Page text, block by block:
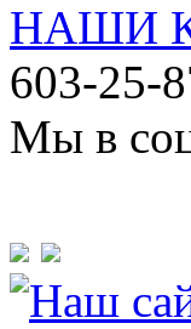
НАШИ
603-25-
Мы в